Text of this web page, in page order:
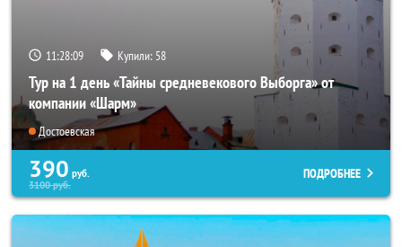
11:28:07 Купили: 58
Тур на 1 день «Тайны средневекового Выборга» от
компании «Шарм»
Достоевская
390 руб.
3100руб.
ПОДРОБНЕЕ